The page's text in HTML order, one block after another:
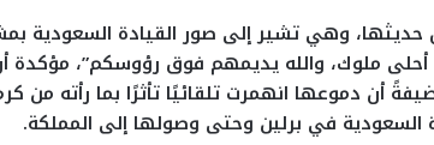
حديثها، وهي تشير إلى صور القيادة السعودية
أحلى ملوك، والله يديمهم فوق رؤوسكم”، مؤكدة
أن دموعها انهمرت تلقائيًا تأثرًا بما رأته من
السعودية في برلين وحتى وصولها إلى المملكة.